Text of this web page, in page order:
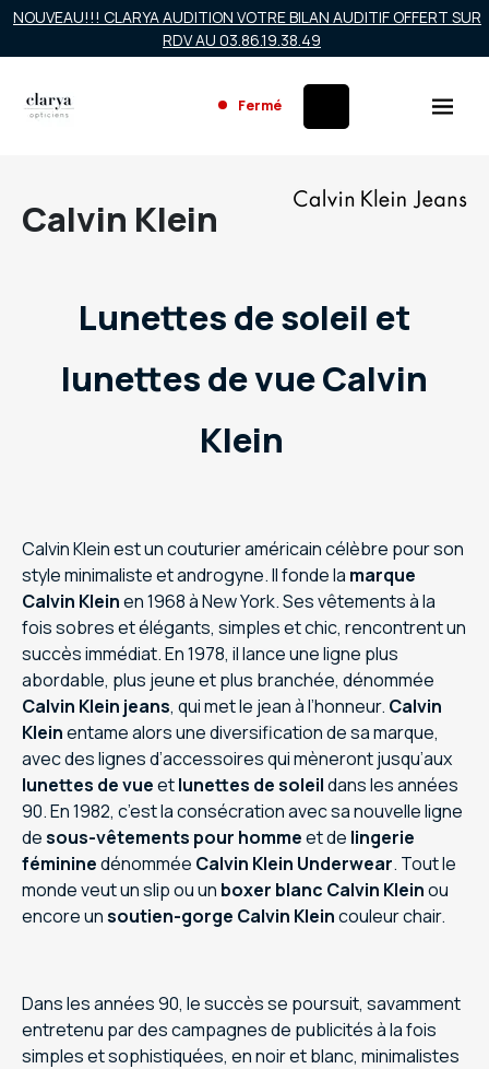
NOUVEAU!!! CLARYA AUDITION VOTRE BILAN AUDITIF OFFERT SUR
RDV AU 03.86.19.38.49
Fermé
Calvin Klein
Lunettes de soleil et
lunettes de vue Calvin
Klein
Calvin Klein est un couturier américain célèbre pour son
style minimaliste et androgyne. Il fonde la marque
Calvin Kleinen 1968 à New York. Ses vêtements à la
fois sobres et élégants, simples et chic, rencontrent un
succès immédiat. En 1978, il lance une ligne plus
abordable, plus jeune et plus branchée, dénommée
Calvin Klein jeans, qui met le jean à l’honneur. Calvin
Kleinentame alors une diversification de sa marque,
avec des lignes d’accessoires qui mèneront jusqu’aux
lunettes de vueetlunettes de soleildans les années
90. En 1982, c’est la consécration avec sa nouvelle ligne
desous-vêtements pour hommeet de lingerie
fémininedénommée Calvin Klein Underwear. Tout le
monde veut un slip ou un boxer blanc Calvin Kleinou
encore unsoutien-gorge Calvin Kleincouleur chair.
Dans les années 90, le succès se poursuit, savamment
entretenu par des campagnes de publicités à la fois
simples et sophistiquées, en noir et blanc, minimalistes